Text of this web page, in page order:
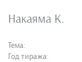
Накаяма К.
Тема:
Год тиража: